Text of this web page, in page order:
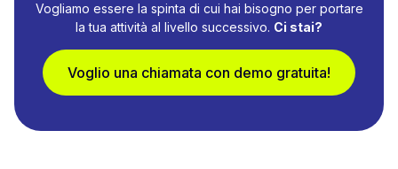
Vogliamo essere la spinta di cui hai bisogno per portare
la tua attività al livello successivo. Ci stai?
Voglio una chiamata con demo gratuita!